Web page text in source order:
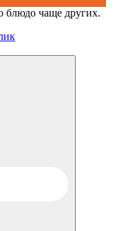
блюдо чаще других.